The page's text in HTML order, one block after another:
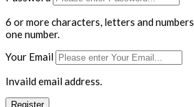
6 or more characters, letters and numbers.
one number.
Your Email
Invaild email address.
Register